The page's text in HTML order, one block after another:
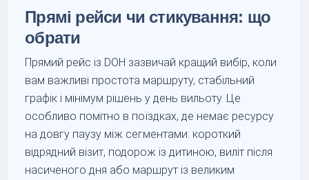
Прямі рейси чи стикування: що
обрати
Прямий рейс із DOH зазвичай кращий вибір, коли
вам важливі простота маршруту, стабільний
графік і мінімум рішень у день вильоту. Це
особливо помітно в поїздках, де немає ресурсу
на довгу паузу між сегментами: короткий
відрядний візит, подорож із дитиною, виліт після
насиченого дня або маршрут із великим